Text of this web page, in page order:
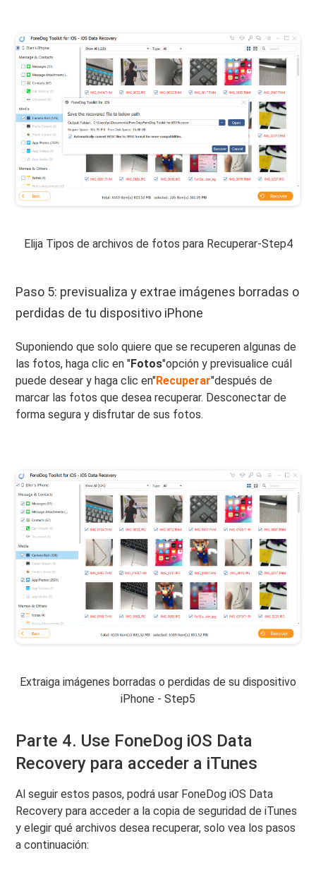
Elija Tipos de archivos de fotos para Recuperar-Step4
Paso 5: previsualiza y extrae imágenes borradas o
perdidas de tu dispositivo iPhone
Suponiendo que solo quiere que se recuperen algunas de
las fotos, haga clic en "Fotos"opción y previsualice cuál
puede desear y haga clic en"Recuperar"después de
marcar las fotos que desea recuperar. Desconectar de
forma segura y disfrutar de sus fotos.
Extraiga imágenes borradas o perdidas de su dispositivo
iPhone - Step5
Parte 4. Use FoneDog iOS Data
Recovery para acceder a iTunes
Al seguir estos pasos, podrá usar FoneDog iOS Data
Recovery para acceder a la copia de seguridad de iTunes
y elegir qué archivos desea recuperar, solo vea los pasos
a continuación: